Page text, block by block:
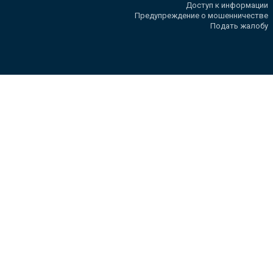
Доступ к информации
Предупреждение о мошенничестве
Подать жалобу